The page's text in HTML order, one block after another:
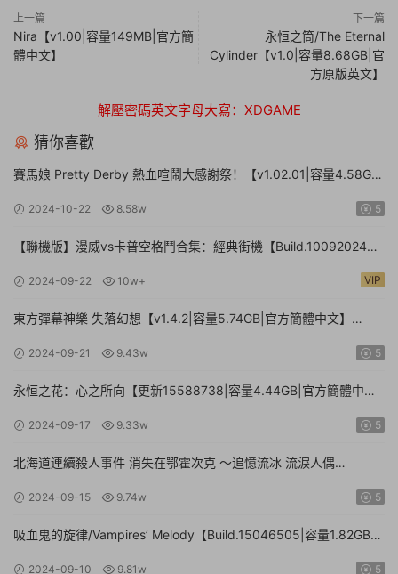
上一篇
Nira【v1.00|容量149MB|官方簡
體中文】
下一篇
永恒之筒/The Eternal
Cylinder【v1.0|容量8.68GB|官
方原版英文】
解壓密碼英文字母大寫：XDGAME
猜你喜歡
賽馬娘 Pretty Derby 熱血喧鬧大感謝祭！【v1.02.01|容量4.58GB|
2024-10-22 8.58w 5
【聯機版】漫威vs卡普空格鬥合集：經典街機【Build.10092024聯
Collection: Arcade Classics
2024-09-22 10w+ VIP
東方彈幕神樂 失落幻想【v1.4.2|容量5.74GB|官方簡體中文】
2024-09-21 9.43w 5
永恒之花：心之所向【更新15588738|容量4.44GB|官方簡體中
2024-09-17 9.33w 5
北海道連續殺人事件 消失在鄂霍次克 ～追憶流冰 流淚人偶
Serial Murder Case The Okhotsk Disappearance ~Memories in
Ice, Tearful Figurine~
2024-09-15 9.74w 5
吸血鬼的旋律/Vampires’ Melody【Build.15046505|容量1.82GB|
2024-09-10 9.81w 5